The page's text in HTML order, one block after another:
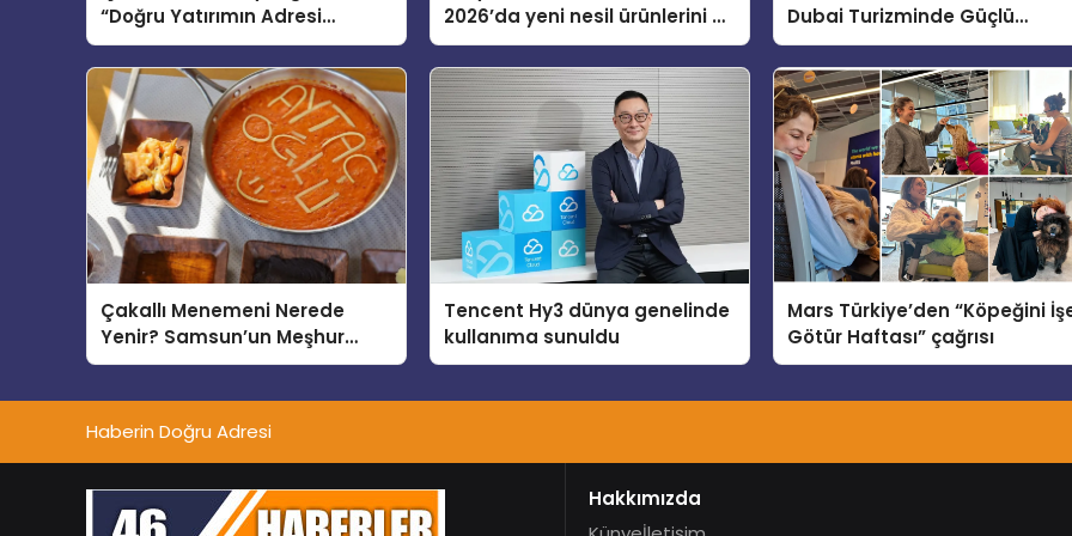
“Doğru Yatırımın Adresi
Bodrum”
2026’da yeni nesil ürünlerini ve
global marka vizyonunu
sergiledi
Dubai Turizminde Güçlü
Operasyon Ağıyla Fark
Yaratıyor
Çakallı Menemeni Nerede
Yenir? Samsun’un Meşhur
Lezzet Durakları
Tencent Hy3 dünya genelinde
kullanıma sunuldu
Mars Türkiye’den “Köpeğini
Götür Haftası” çağrısı
Haberin Doğru Adresi
Hakkımızda